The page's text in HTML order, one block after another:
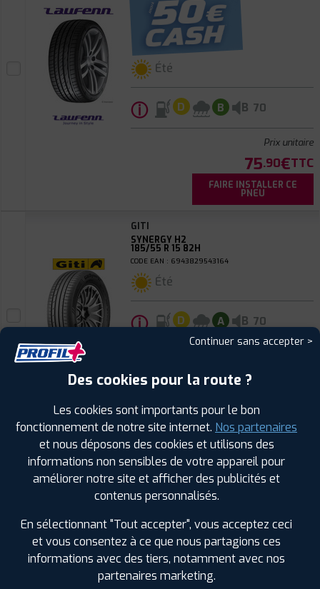
Été
ⓘ D B B 70
Prix unitaire
75.90€TTC
FAIRE INSTALLER CE
PNEU
GITI
SYNERGY H2
185/55 R 15 82H
CODE EAN : 6943829543164
Été
ⓘ D A B 70
78
PNEU
LAUFENN
185/55 R 15 82V
CODE EAN : 8808563503707
Été
Continuer sans accepter >
Des cookies pour la route ?
Les cookies sont importants pour le bon
fonctionnement de notre site internet. Nos partenaires
et nous déposons des cookies et utilisons des
informations non sensibles de votre appareil pour
améliorer notre site et afficher des publicités et
contenus personnalisés.
En sélectionnant "Tout accepter", vous acceptez ceci
et vous consentez à ce que nous partagions ces
informations avec des tiers, notamment avec nos
partenaires marketing.